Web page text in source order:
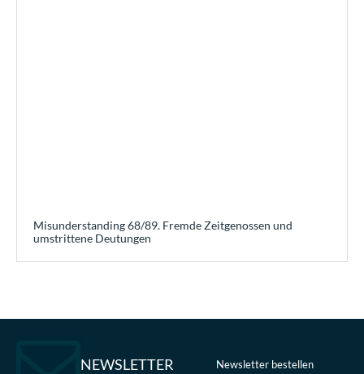
Misunderstanding 68/89. Fremde Zeitgenossen und
umstrittene Deutungen
NEWSLETTER Newsletter bestellen